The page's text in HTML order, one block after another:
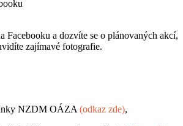
Facebooku a dozvíte se o plánovaných akcí,
zajímavé fotografie.
NZDM OÁZA (odkaz zde),